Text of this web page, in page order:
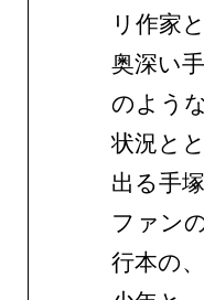
リ作家
奥深い
のよう
状況と
出る手
ファン
行本の